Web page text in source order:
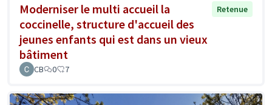
Moderniser le multi accueil la
coccinelle, structure d'accueil des
jeunes enfants qui est dans un vieux
bâtiment
Retenue
CB 0 7